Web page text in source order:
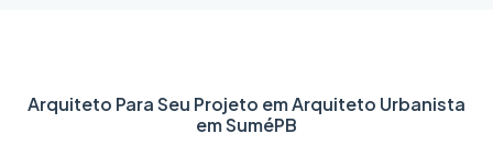
Arquiteto Para Seu Projeto emArquiteto Urbanista
em SuméPB